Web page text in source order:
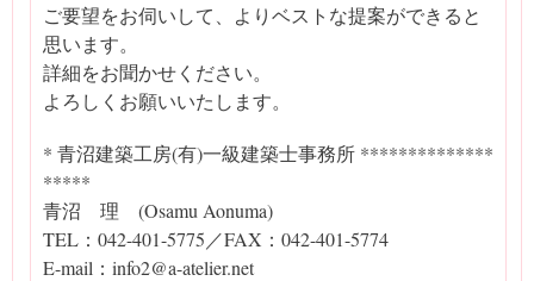
ご要望をお伺いして、よりベストな提案ができると
思います。
詳細をお聞かせください。
よろしくお願いいたします。
* 青沼建築工房(有)一級建築士事務所 **************
*****
青沼 理 (Osamu Aonuma)
TEL：042-401-5775／FAX：042-401-5774
E-mail：info2@a-atelier.net